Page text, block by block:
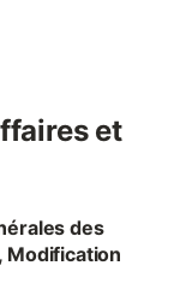
et
des
Modification